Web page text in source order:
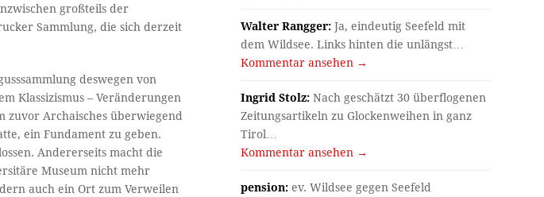
großteils der
Sammlung, die sich derzeit
deswegen von
Klassizismus – Veränderungen
zuvor Archaisches überwiegend
ein Fundament zu geben.
Andererseits macht die
Museum nicht mehr
auch ein Ort zum Verweilen
Walter Rangger: Ja, eindeutig Seefeld mit
dem Wildsee. Links hinten die unlängst…
Kommentar ansehen →
Ingrid Stolz: Nach geschätzt 30 überflogenen
Zeitungsartikeln zu Glockenweihen in ganz
Tirol…
Kommentar ansehen →
pension: ev. Wildsee gegen Seefeld